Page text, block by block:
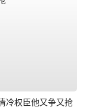
冷权臣他又争又抢